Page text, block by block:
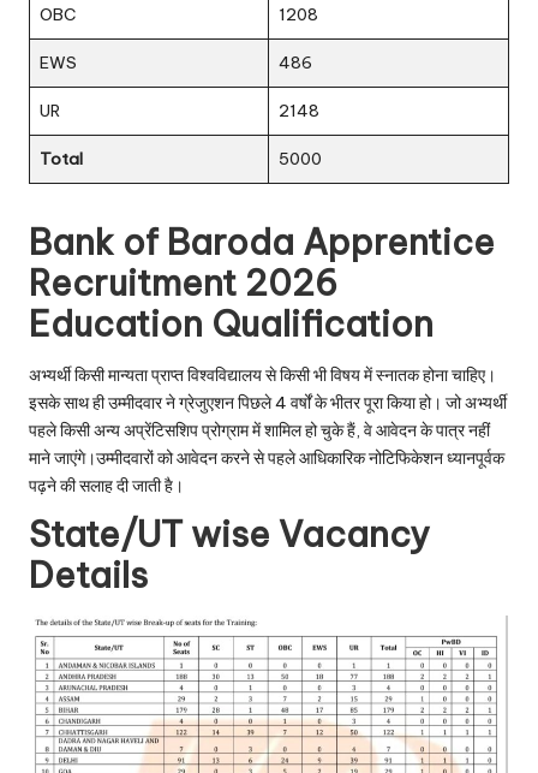
OBC 1208
EWS 486
UR 2148
Total 5000
Bank of Baroda Apprentice
Recruitment 2026
Education Qualification
अभ्यर्थी किसी मान्यता प्राप्त विश्वविद्यालय से किसी भी विषय में स्नातक होना चाहिए।
इसके साथ ही उम्मीदवार ने ग्रेजुएशन पिछले 4 वर्षों के भीतर पूरा किया हो। जो अभ्यर्थी
पहले किसी अन्य अप्रेंटिसशिप प्रोग्राम में शामिल हो चुके हैं, वे आवेदन के पात्र नहीं
माने जाएंगे।उम्मीदवारों को आवेदन करने से पहले आधिकारिक नोटिफिकेशन ध्यानपूर्वक
पढ़ने की सलाह दी जाती है।
State/UT wise Vacancy
Details